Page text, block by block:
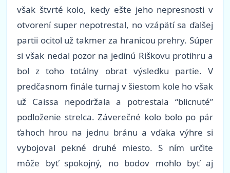
však štvrté kolo, kedy ešte jeho nepresnosti v
otvorení super nepotrestal, no vzápätí sa ďalšej
partii ocitol už takmer za hranicou prehry. Súper
si však nedal pozor na jedinú Riškovu protihru a
bol z toho totálny obrat výsledku partie. V
predčasnom finále turnaj v šiestom kole ho však
už Caissa nepodržala a potrestala “blicnuté”
podloženie strelca. Záverečné kolo bolo po pár
ťahoch hrou na jednu bránu a vďaka výhre si
vybojoval pekné druhé miesto. S ním určite
môže byť spokojný, no bodov mohlo byť aj